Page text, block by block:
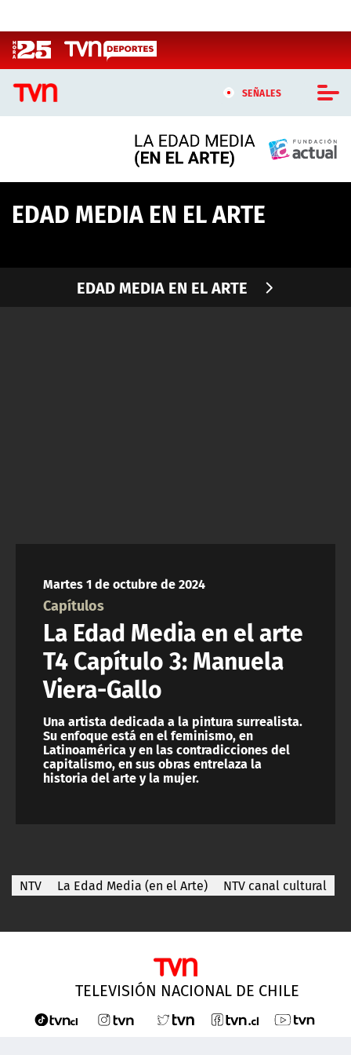
SEÑALES
CASTING MASTERCHEF CHILE
CASTING TVN VERTICAL
TVN VERTICAL
PROGRAMAS
EDAD MEDIA EN EL ARTE
EDAD MEDIA EN EL ARTE
Martes 1 de octubre de 2024
Capítulos
La Edad Media en el arte
T4 Capítulo 3: Manuela
Viera-Gallo
Una artista dedicada a la pintura surrealista.
Su enfoque está en el feminismo, en
Latinoamérica y en las contradicciones del
capitalismo, en sus obras entrelaza la
historia del arte y la mujer.
NTV La Edad Media (en el Arte) NTV canal cultural
TELEVISIÓN NACIONAL DE CHILE